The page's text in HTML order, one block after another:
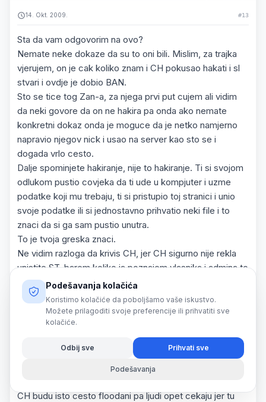
14. Okt. 2009. #13
Sta da vam odgovorim na ovo?
Nemate neke dokaze da su to oni bili. Mislim, za trajka
vjerujem, on je cak koliko znam i CH pokusao hakati i sl
stvari i ovdje je dobio BAN.
Sto se tice tog Zan-a, za njega prvi put cujem ali vidim
da neki govore da on ne hakira pa onda ako nemate
konkretni dokaz onda je moguce da je netko namjerno
napravio njegov nick i usao na server kao sto se i
dogada vrlo cesto.
Dalje spominjete hakiranje, nije to hakiranje. Ti si svojom
odlukom pustio covjeka da ti ude u kompjuter i uzme
podatke koji mu trebaju, ti si pristupio toj stranici i unio
svoje podatke ili si jednostavno prihvatio neki file i to
znaci da si ga sam pustio unutra.
To je tvoja greska znaci.
Ne vidim razloga da krivis CH, jer CH sigurno nije rekla
unistite ST, barem koliko ja poznajem vlasnika i admina to
sigurno nisu ucinili.
Sto se tice gamemode-a, pa to svi znamo i to je i pisalo
na ovom forumu negdje koliko se sjecam da je negdje
bio procurio mode od CH-a ali samo .amx cini mi se...
Ovdje samo sebe mozete kriviti jer ste pustili sami da
vam uzmu podatku.
Sto se tice floodera, pff pa ko ce to uloviti, to trpis jedno
CH budu isto cesto floodani pa ljudi opet cekaju jer tu
Podešavanja kolačića
Koristimo kolačiće da poboljšamo vaše iskustvo.
Možete prilagoditi svoje preferencije ili prihvatiti sve
kolačiće.
Podešavanja
Odbij sve Prihvati sve